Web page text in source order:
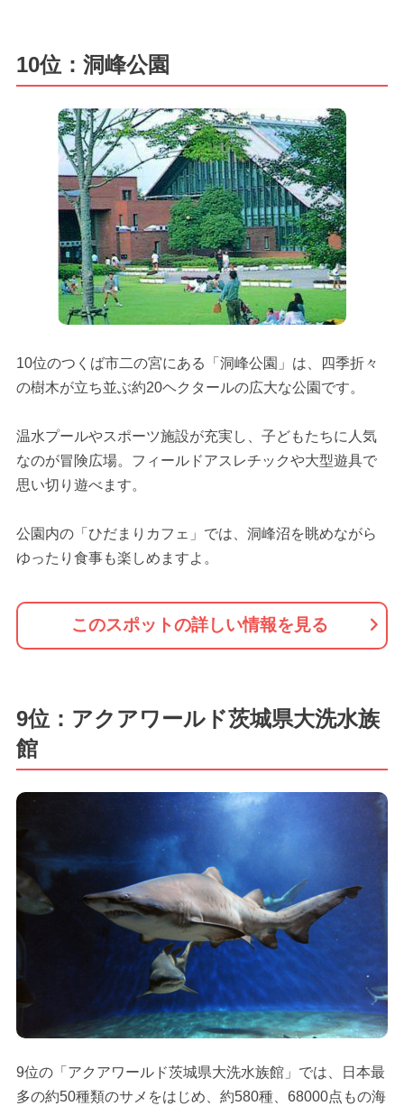
10位：洞峰公園
10位のつくば市二の宮にある「洞峰公園」は、四季折々
の樹木が立ち並ぶ約20ヘクタールの広大な公園です。
温水プールやスポーツ施設が充実し、子どもたちに人気
なのが冒険広場。フィールドアスレチックや大型遊具で
思い切り遊べます。
公園内の「ひだまりカフェ」では、洞峰沼を眺めながら
ゆったり食事も楽しめますよ。
このスポットの詳しい情報を見る
9位：アクアワールド茨城県大洗水族
館
9位の「アクアワールド茨城県大洗水族館」では、日本最
多の約50種類のサメをはじめ、約580種、68000点もの海